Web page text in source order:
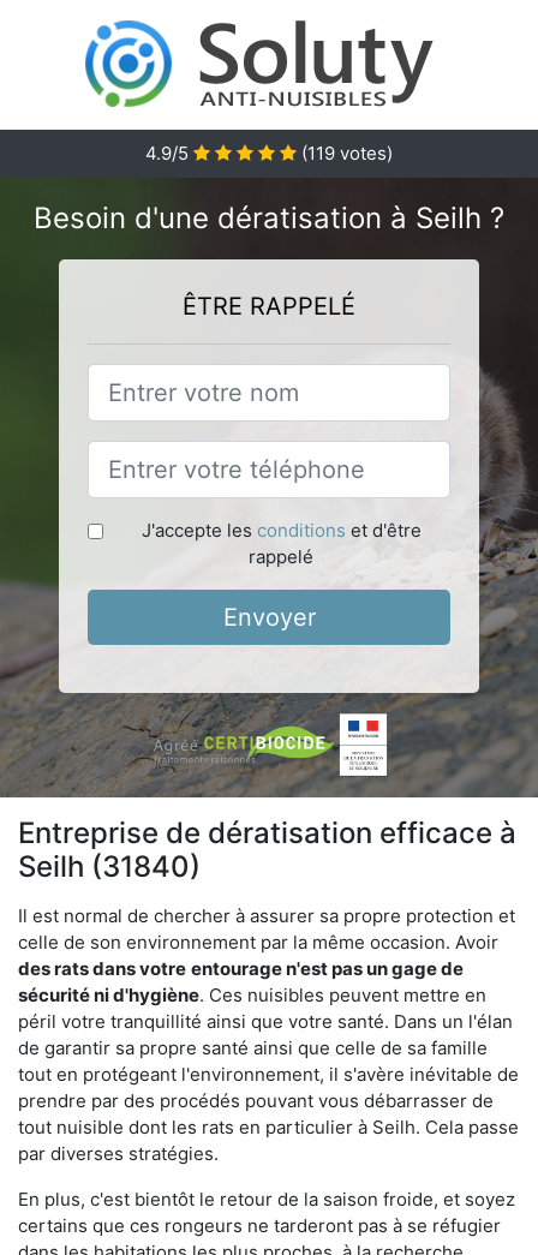
4.9/5 (119 votes)
Besoin d'une dératisation à Seilh ?
ÊTRE RAPPELÉ
J'accepte les conditions et d'être
rappelé
Envoyer
Entreprise de dératisation efficace à
Seilh (31840)
Il est normal de chercher à assurer sa propre protection et
celle de son environnement par la même occasion. Avoir
des rats dans votre entourage n'est pas un gage de
sécurité ni d'hygiène. Ces nuisibles peuvent mettre en
péril votre tranquillité ainsi que votre santé. Dans un l'élan
de garantir sa propre santé ainsi que celle de sa famille
tout en protégeant l'environnement, il s'avère inévitable de
prendre par des procédés pouvant vous débarrasser de
tout nuisible dont les rats en particulier à Seilh. Cela passe
par diverses stratégies.
En plus, c'est bientôt le retour de la saison froide, et soyez
certains que ces rongeurs ne tarderont pas à se réfugier